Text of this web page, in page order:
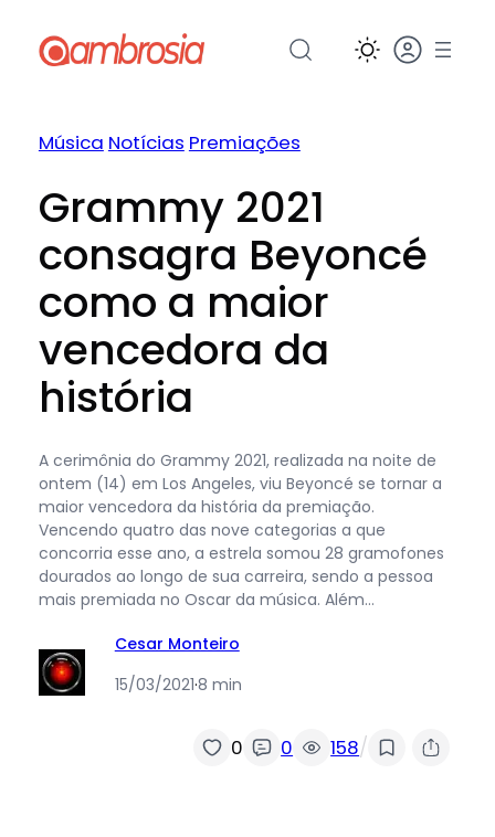
para
Música Notícias Premiações
Grammy 2021
consagra Beyoncé
como a maior
vencedora da
história
A cerimônia do Grammy 2021, realizada na noite de
ontem (14) em Los Angeles, viu Beyoncé se tornar a
maior vencedora da história da premiação.
Vencendo quatro das nove categorias a que
concorria esse ano, a estrela somou 28 gramofones
dourados ao longo de sua carreira, sendo a pessoa
mais premiada no Oscar da música. Além…
Cesar Monteiro
15/03/2021·8 min
0 0 158/